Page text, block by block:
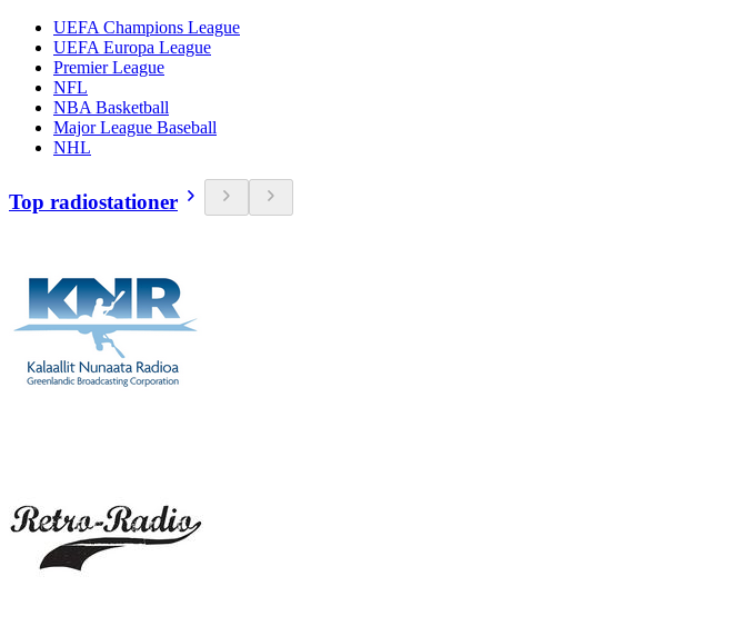
UEFA Champions League
UEFA Europa League
Premier League
NFL
NBA Basketball
Major League Baseball
NHL
Top radiostationer